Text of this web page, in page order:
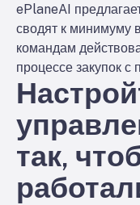
ePlaneAI
сводят к минимуму
командам
процессе закупок с
так,